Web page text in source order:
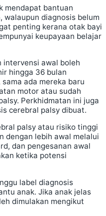
mendapat bantuan
walaupun diagnosis belum
penting kerana otak bayi
keupayaan belajar
intervensi awal boleh
hingga 36 bulan
ada mereka baru
motor atau sudah
Perkhidmatan ini juga
cerebral palsy dibuat.
palsy atau risiko tinggi
dengan lebih awal melalui
dan pengesanan awal
ketika potensi
label diagnosis
anak. Jika anak jelas
dimulakan mengikut